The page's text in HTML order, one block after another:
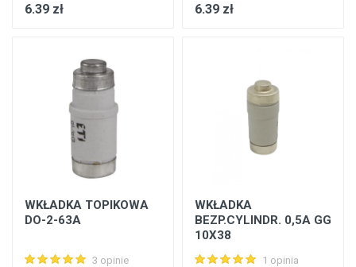
6.39 zł 6.39 zł
WKŁADKA TOPIKOWA
DO-2-63A
3 opinie
WKŁADKA
BEZP.CYLINDR. 0,5A GG
10X38
1 opinia